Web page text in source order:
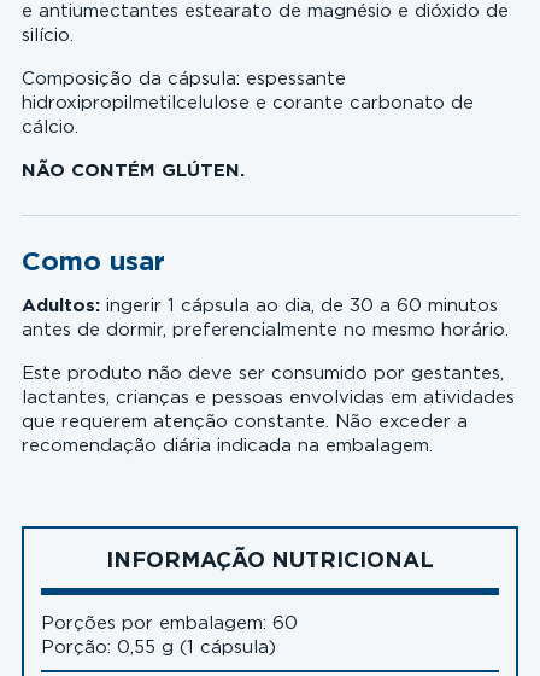
e antiumectantes estearato de magnésio e dióxido de
silício.
Composição da cápsula: espessante
hidroxipropilmetilcelulose e corante carbonato de
cálcio.
NÃO CONTÉM GLÚTEN.
Como usar
Adultos: ingerir 1 cápsula ao dia, de 30 a 60 minutos
antes de dormir, preferencialmente no mesmo horário.
Este produto não deve ser consumido por gestantes,
lactantes, crianças e pessoas envolvidas em atividades
que requerem atenção constante. Não exceder a
recomendação diária indicada na embalagem.
INFORMAÇÃO NUTRICIONAL
Porções por embalagem: 60
Porção: 0,55 g (1 cápsula)